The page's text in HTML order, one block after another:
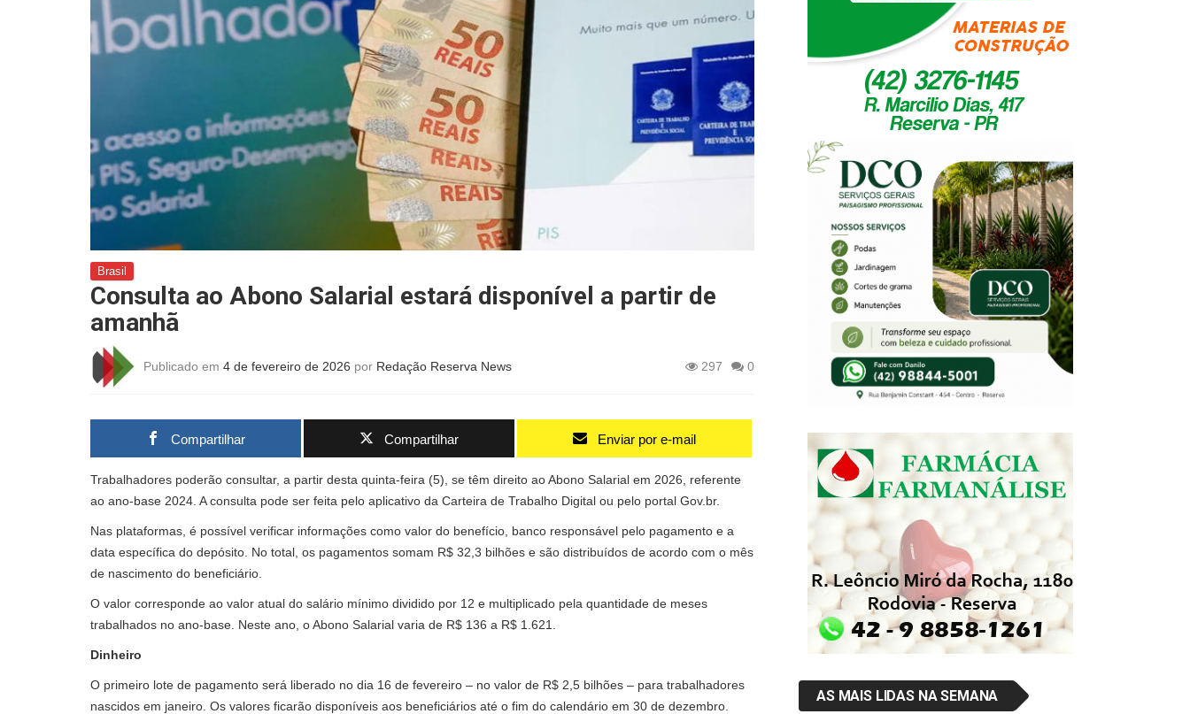
Brasil
Consulta ao Abono Salarial estará disponível a partir de
amanhã
Publicado em 4 de fevereiro de 2026 por Redação Reserva News 297 0
Compartilhar Compartilhar Enviar por e-mail
Trabalhadores poderão consultar, a partir desta quinta-feira (5), se têm direito ao Abono Salarial em 2026, referente
ao ano-base 2024. A consulta pode ser feita pelo aplicativo da Carteira de Trabalho Digital ou pelo portal Gov.br.
Nas plataformas, é possível verificar informações como valor do benefício, banco responsável pelo pagamento e a
data específica do depósito. No total, os pagamentos somam R$ 32,3 bilhões e são distribuídos de acordo com o mês
de nascimento do beneficiário.
O valor corresponde ao valor atual do salário mínimo dividido por 12 e multiplicado pela quantidade de meses
trabalhados no ano-base. Neste ano, o Abono Salarial varia de R$ 136 a R$ 1.621.
Dinheiro
O primeiro lote de pagamento será liberado no dia 16 de fevereiro – no valor de R$ 2,5 bilhões – para trabalhadores
nascidos em janeiro. Os valores ficarão disponíveis aos beneficiários até o fim do calendário em 30 de dezembro.
AS MAIS LIDAS NA SEMANA